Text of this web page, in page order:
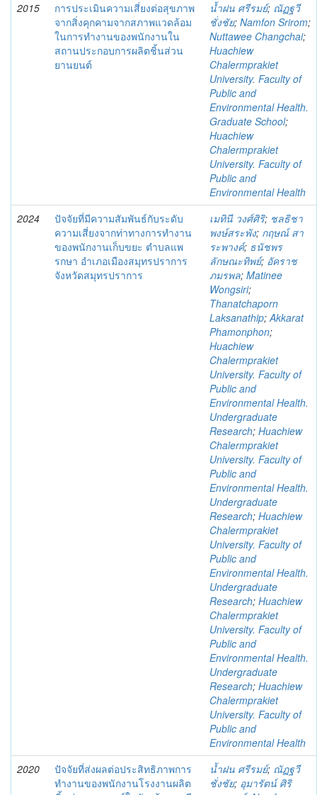
2015
การประเมินความเสี่ยงต่อสุขภาพ
จากสิ่งคุกคามจากสภาพแวดล้อม
ในการทำงานของพนักงานใน
สถานประกอบการผลิตชิ้นส่วน
ยานยนต์
น้ำฝน ศรีรมย์; ณัฏฐวี
ชั่งชัย; Namfon Srirom;
Nuttawee Changchai;
Huachiew
Chalermprakiet
University. Faculty of
Public and
Environmental Health.
Graduate School;
Huachiew
Chalermprakiet
University. Faculty of
Public and
Environmental Health
2024
ปัจจัยที่มีความสัมพันธ์กับระดับ
ความเสี่ยงจากท่าทางการทำงาน
ของพนักงานเก็บขยะ ตำบลแพ
รกษา อำเภอเมืองสมุทรปราการ
จังหวัดสมุทรปราการ
เมทินี วงศ์ศิริ; ชลธิชา
พงษ์สระพัง; กฤษณ์ สา
ระพางค์; ธนัชพร
ลักษณะทิพย์; อัคราช
ภมรพล; Matinee
Wongsiri;
Thanatchaporn
Laksanathip;Akkarat
Phamonphon;
Huachiew
Chalermprakiet
University. Faculty of
Public and
Environmental Health.
Undergraduate
Research; Huachiew
Chalermprakiet
University. Faculty of
Public and
Environmental Health.
Undergraduate
Research; Huachiew
Chalermprakiet
University. Faculty of
Public and
Environmental Health.
Undergraduate
Research; Huachiew
Chalermprakiet
University. Faculty of
Public and
Environmental Health.
Undergraduate
Research; Huachiew
Chalermprakiet
University. Faculty of
Public and
Environmental Health
2020
ปัจจัยที่ส่งผลต่อประสิทธิภาพการ
ทำงานของพนักงานโรงงานผลิต
น้ำฝน ศรีรมย์; ณัฏฐวี
ชั่งชัย; อุมารัตน์ ศิริ